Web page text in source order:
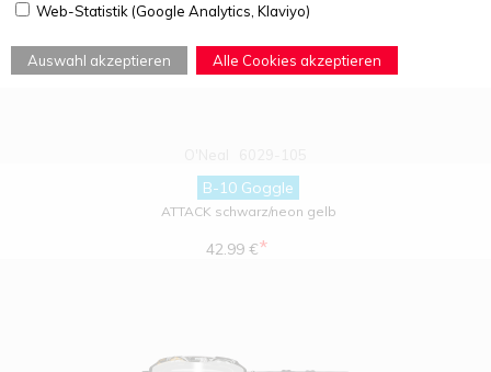
Web-Statistik (Google Analytics, Klaviyo)
Auswahl akzeptieren Alle Cookies akzeptieren
B-10 Goggle
ATTACK schwarz/neon gelb
42.99 €*